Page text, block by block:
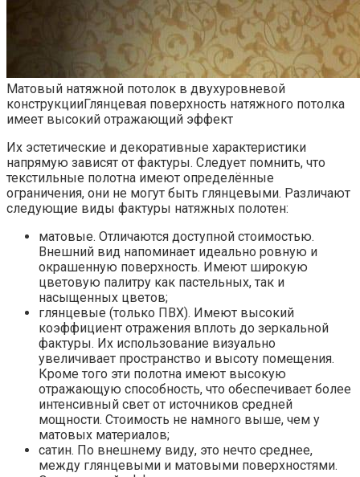
Матовый натяжной потолок в двухуровневой
конструкцииГлянцевая поверхность натяжного потолка
имеет высокий отражающий эффект
Их эстетические и декоративные характеристики
напрямую зависят от фактуры. Следует помнить, что
текстильные полотна имеют определённые
ограничения, они не могут быть глянцевыми. Различают
следующие виды фактуры натяжных полотен:
матовые. Отличаются доступной стоимостью.
Внешний вид напоминает идеально ровную и
окрашенную поверхность. Имеют широкую
цветовую палитру как пастельных, так и
насыщенных цветов;
глянцевые (только ПВХ). Имеют высокий
коэффициент отражения вплоть до зеркальной
фактуры. Их использование визуально
увеличивает пространство и высоту помещения.
Кроме того эти полотна имеют высокую
отражающую способность, что обеспечивает более
интенсивный свет от источников средней
мощности. Стоимость не намного выше, чем у
матовых материалов;
сатин. По внешнему виду, это нечто среднее,
между глянцевыми и матовыми поверхностями.